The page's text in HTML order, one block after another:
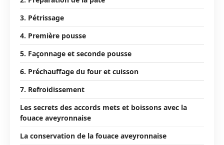
3. Pétrissage
4. Première pousse
5. Façonnage et seconde pousse
6. Préchauffage du four et cuisson
7. Refroidissement
Les secrets des accords mets et boissons avec la
fouace aveyronnaise
La conservation de la fouace aveyronnaise